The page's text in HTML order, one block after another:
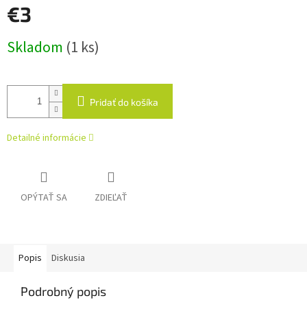
€3
cena:
Skladom (1 ks)
Pridať do košíka
Detailné informácie
OPÝTAŤ SA ZDIEĽAŤ
Popis Diskusia
Podrobný popis